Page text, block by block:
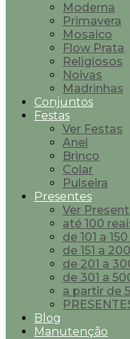
Moderna
Primavera
Mosaico
Flow Prata
Religiosos
Noivas
Madrinhas
Conjuntos
Festas
Ver Festas
Anel
Brinco
Colar
Pulseira
Presentes
Ver
até 100
de 101 a
de 151 a
de 201 a
de 301 a
a partir de
Blog
Manutenção